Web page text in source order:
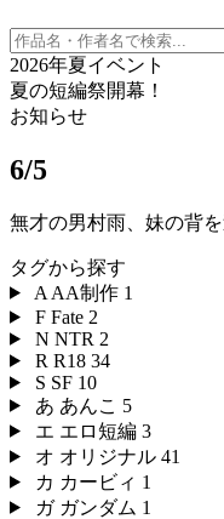
2026年夏イベント
夏の短編祭開幕！
お知らせ
6/5
無才の男村雨、妹の背
タグから探す
A AA制作 1
F Fate 2
N NTR 2
R R18 34
S SF 10
あ あんこ 5
エ エロ短編 3
オ オリジナル 41
カ カービィ 1
ガ ガンダム 1